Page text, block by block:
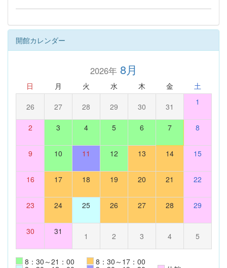
開館カレンダー
2026年8月
日 月 火 水 木 金 土
26 27 28 29 30 31 1
2 3 4 5 6 7 8
9 10 11 12 13 14 15
16 17 18 19 20 21 22
23 24 25 26 27 28 29
30 31 1 2 3 4 5
8：30～21：00 8：30～17：00